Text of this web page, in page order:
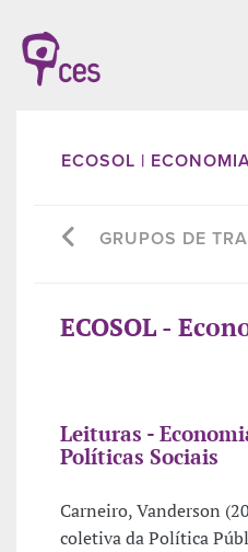
ECOSOL |
GRUPOS DE
ECOSOL -
Leituras -
Políticas Sociais
Carneiro, Vanderson
coletiva da Política